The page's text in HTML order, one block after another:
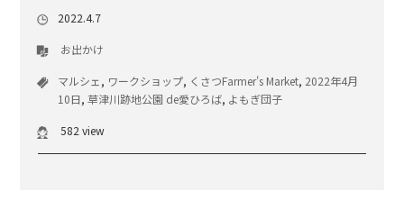
2022.4.7
お出かけ
マルシェ , ワークショップ, くさつFarmer's Market, 2022年4月
10日,草津川跡地公園 de愛ひろば, よもぎ団子
582 view